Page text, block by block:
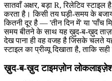
सातवाँ अक्षर, बड़ा R, रिलेटिव
करता है। किसी तय घड़ी-समय के
कितनी दूर है — 'तीन दिन में' या 'पाँच
समय बीतने के साथ यह ख़ुद-ब-ख़ुद
देख पाना ही वह वजह है जिसके चलते
स्टाइल का प्रीव्यू दिखाता है, ताकि
ख़ुद-ब-ख़ुद टाइमज़ोन